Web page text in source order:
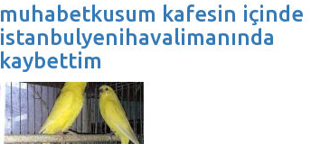
muhabetkusum kafesin içinde
istanbulyenihavalimanında
kaybettim